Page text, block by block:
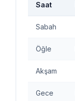
Saat
Sabah
Öğle
Akşam
Gece